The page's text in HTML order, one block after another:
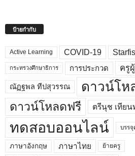
ป้ายกำกับ
Active Learning COVID-19
กระทรวงศึกษาธิการ การประกวด ครู
ณัฏฐพล ทีปสุวรรณ ดาวน์โห
ดาวน์โหลดฟรี ตรีนุช เทียน
ทดสอบออนไลน์ บรรจุ
ภาษาอังกฤษ ภาษาไทย ย้ายครู